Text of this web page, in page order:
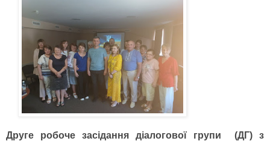
Друге робоче засідання діалогової групи (ДГ) з